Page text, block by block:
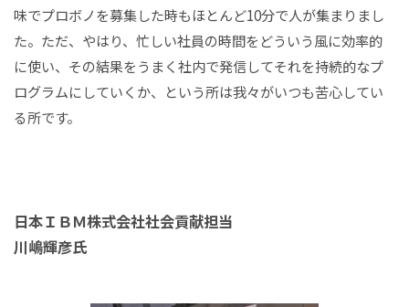
味でプロボノを募集した時もほとんど10分で人が集まりまし
た。ただ、やはり、忙しい社員の時間をどういう風に効率的
に使い、その結果をうまく社内で発信してそれを持続的なプ
ログラムにしていくか、という所は我々がいつも苦心してい
る所です。
日本ＩＢＭ株式会社社会貢献担当
川嶋輝彦氏